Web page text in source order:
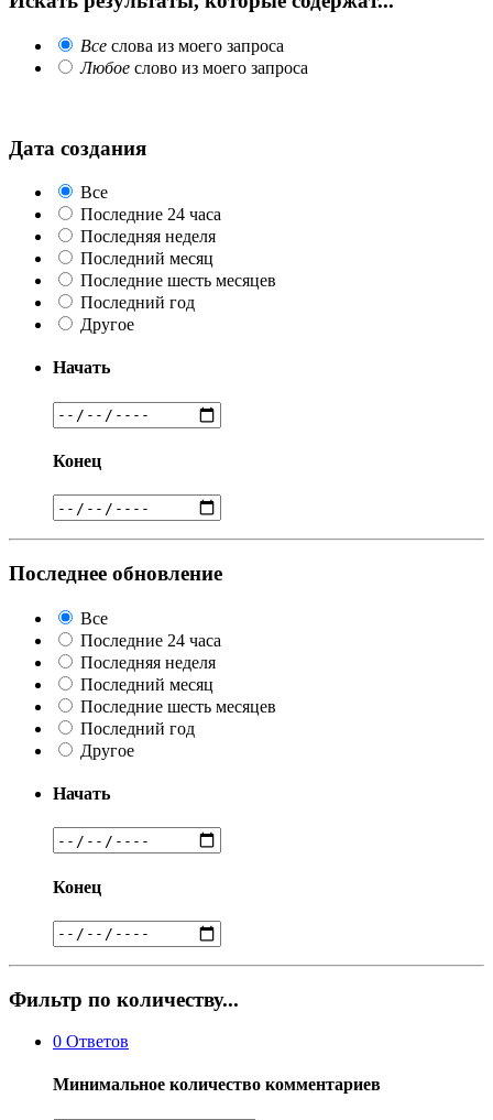
Все слова из моего запроса
Любое слово из моего запроса
Дата создания
Все
Последние 24 часа
Последняя неделя
Последний месяц
Последние шесть месяцев
Последний год
Другое
Начать
Конец
Последнее обновление
Все
Последние 24 часа
Последняя неделя
Последний месяц
Последние шесть месяцев
Последний год
Другое
Начать
Конец
Фильтр по количеству...
0 Ответов
Минимальное количество комментариев